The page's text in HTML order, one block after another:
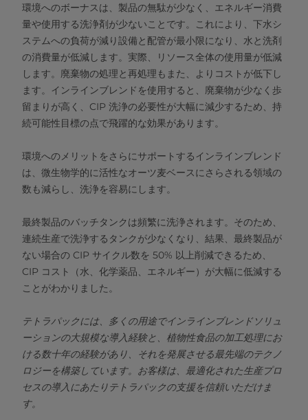
環境へのボーナスは、製品の無駄が少なく、エネルギー消費
量や使用する洗浄剤が少ないことです。これにより、下水シ
ステムへの負荷が減り設備と配管が最小限になり、水と洗剤
の消費量が低減します。実際、リソース全体の使用量が低減
します。廃棄物の処理と再処理もまた、よりコストが低下し
ます。インラインブレンドを使用すると、廃棄物が少なく歩
留まりが高く、CIP 洗浄の必要性が大幅に減少するため、持
続可能性目標の点で飛躍的な効果があります。
環境へのメリットをさらにサポートするインラインブレンド
は、微生物学的に活性なオーツ麦ベースにさらされる領域の
数も減らし、洗浄を容易にします。
最終製品のバッチタンクは頻繁に洗浄されます。そのため、
連続生産で洗浄するタンクが少なくなり、結果、最終製品が
ない場合の CIP サイクル数を 50% 以上削減できるため、
CIP コスト（水、化学薬品、エネルギー）が大幅に低減する
ことがわかりました。
テトラパックには、多くの用途でインラインブレンドソリュ
ーションの大規模な導入経験と、植物性食品の加工処理にお
ける数十年の経験があり、それを発展させる最先端のテクノ
ロジーを構築しています。お客様は、最適化された生産プロ
セスの導入にあたりテトラパックの支援を信頼いただけま
す。